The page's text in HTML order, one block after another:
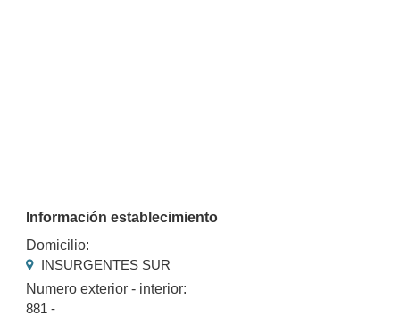
Información establecimiento
Domicilio:
INSURGENTES SUR
Numero exterior - interior:
881 -